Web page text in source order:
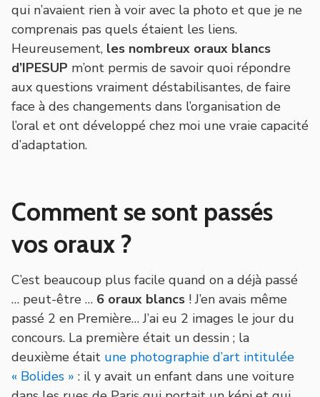
qui n’avaient rien à voir avec la photo et que je ne
comprenais pas quels étaient les liens.
Heureusement, les nombreux oraux blancs
d’IPESUP m’ont permis de savoir quoi répondre
aux questions vraiment déstabilisantes, de faire
face à des changements dans l’organisation de
l’oral et ont développé chez moi une vraie capacité
d’adaptation.
Comment se sont passés
vos oraux ?
C’est beaucoup plus facile quand on a déjà passé
… peut-être … 6 oraux blancs ! J’en avais même
passé 2 en Première… J’ai eu 2 images le jour du
concours. La première était un dessin ; la
deuxième était une photographie d’art intitulée
« Bolides » : il y avait un enfant dans une voiture